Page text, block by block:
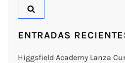
ENTRADAS
Higgsfield Academy Lanza